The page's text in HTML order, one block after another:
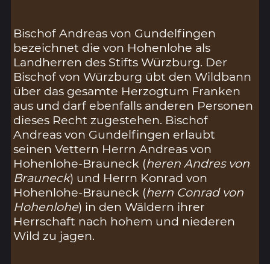
Bischof Andreas von Gundelfingen
bezeichnet die von Hohenlohe als
Landherren des Stifts Würzburg. Der
Bischof von Würzburg übt den Wildbann
über das gesamte Herzogtum Franken
aus und darf ebenfalls anderen Personen
dieses Recht zugestehen. Bischof
Andreas von Gundelfingen erlaubt
seinen Vettern Herrn Andreas von
Hohenlohe-Brauneck (heren Andres von
Brauneck) und Herrn Konrad von
Hohenlohe-Brauneck (hern Conrad von
Hohenlohe) in den Wäldern ihrer
Herrschaft nach hohem und niederen
Wild zu jagen.